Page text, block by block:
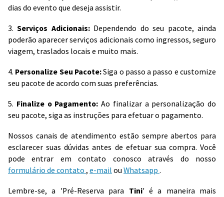
dias do evento que deseja assistir.
3.Serviços Adicionais:Dependendo do seu pacote, ainda
poderão aparecer serviços adicionais como ingressos, seguro
viagem, traslados locais e muito mais.
4. Personalize Seu Pacote:Siga o passo a passo e customize
seu pacote de acordo com suas preferências.
5. Finalize o Pagamento: Ao finalizar a personalização do
seu pacote, siga as instruções para efetuar o pagamento.
Nossos canais de atendimento estão sempre abertos para
esclarecer suas dúvidas antes de efetuar sua compra. Você
pode entrar em contato conosco através do nosso
formulário de contato , e-mail ou Whatsapp .
Lembre-se, a 'Pré-Reserva para Tini' é a maneira mais